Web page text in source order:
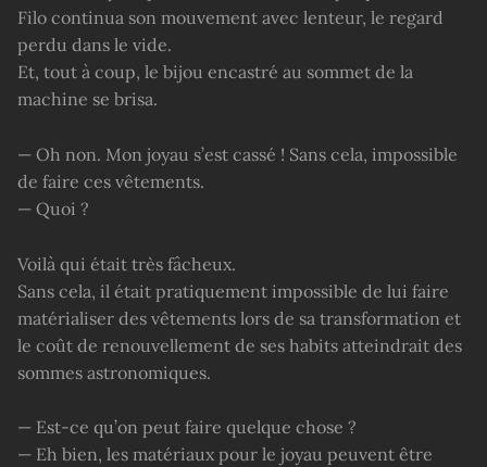
Filo continua son mouvement avec lenteur, le regard
perdu dans le vide.
Et, tout à coup, le bijou encastré au sommet de la
machine se brisa.
— Oh non. Mon joyau s’est cassé ! Sans cela, impossible
de faire ces vêtements.
— Quoi ?
Voilà qui était très fâcheux.
Sans cela, il était pratiquement impossible de lui faire
matérialiser des vêtements lors de sa transformation et
le coût de renouvellement de ses habits atteindrait des
sommes astronomiques.
— Est-ce qu’on peut faire quelque chose ?
— Eh bien, les matériaux pour le joyau peuvent être